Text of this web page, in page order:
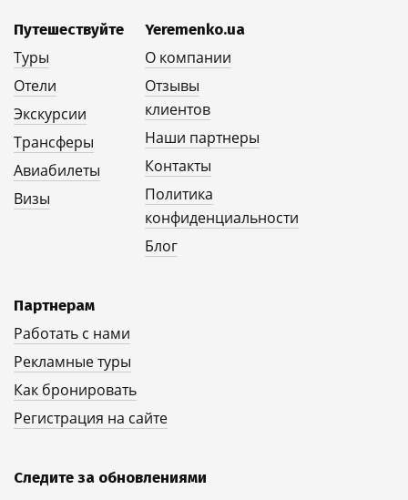
Путешествуйте
Туры
Отели
Экскурсии
Трансферы
Авиабилеты
Визы
Yeremenko.ua
О компании
Отзывы
клиентов
Наши партнеры
Контакты
Политика
конфиденциальности
Блог
Партнерам
Работать с нами
Рекламные туры
Как бронировать
Регистрация на сайте
Следите за обновлениями